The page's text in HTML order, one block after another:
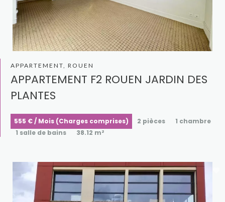
APPARTEMENT, ROUEN
APPARTEMENT F2 ROUEN JARDIN DES
PLANTES
555 € / Mois (Charges comprises) 2 pièces
1 chambre
1 salle de bains
38.12 m²